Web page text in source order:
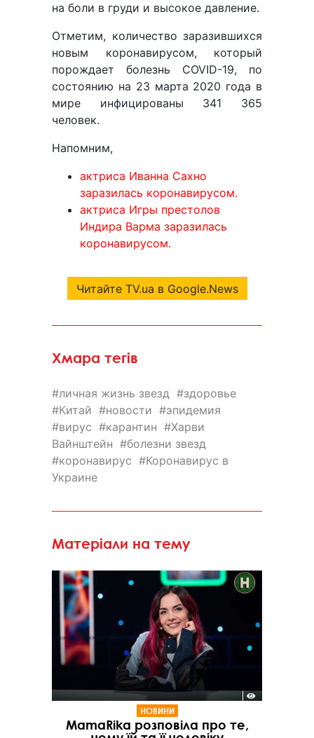
на боли в груди и высокое давление.
Отметим, количество заразившихся
новым коронавирусом, который
порождает болезнь COVID-19, по
состоянию на 23 марта 2020 года в
мире инфицированы 341 365
человек.
Напомним,
актриса Иванна Сахно
заразилась коронавирусом.
актриса Игры престолов
Индира Варма заразилась
коронавирусом.
Читайте TV.ua в Google.News
Хмара тегів
личная жизнь звезд
здоровье
Китай
новости
эпидемия
вирус
карантин
Харви
Вайнштейн
болезни звезд
коронавирус
Коронавирус в
Украине
Матеріали на тему
НОВИНИ
MamaRika розповіла про те,